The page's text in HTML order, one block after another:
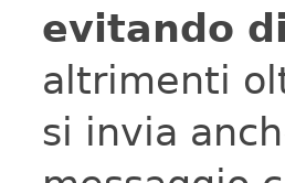
evitando
altrimenti
si invia